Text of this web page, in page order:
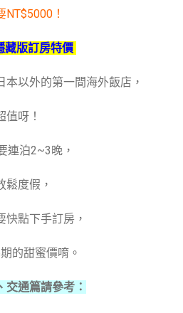
NT$5000！
藏版訂房特價
以外的第一間海外飯店，
值呀！
連泊2~3晚，
鬆度假，
快點下手訂房，
的甜蜜價唷。
通篇請參考：